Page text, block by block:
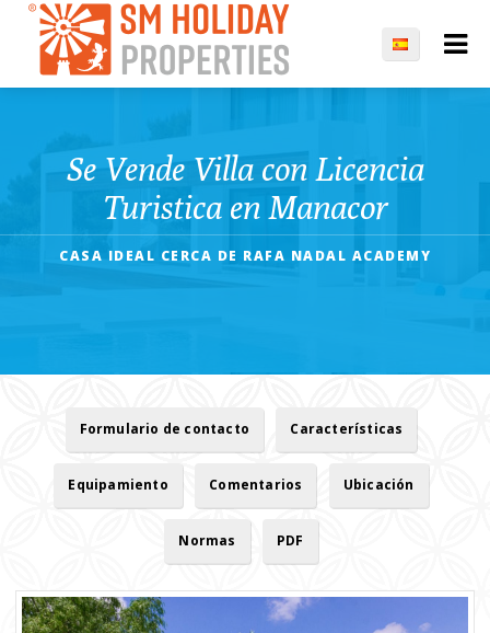
Se Vende Villa con Licencia
Turistica en Manacor
CASA IDEAL CERCA DE RAFA NADAL ACADEMY
Formulario de contacto Características
Equipamiento Comentarios Ubicación
Normas PDF